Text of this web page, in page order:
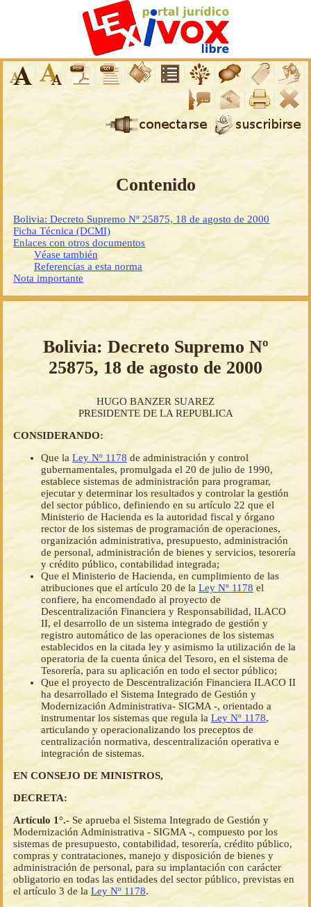
Contenido
Bolivia: Decreto Supremo Nº 25875, 18 de agosto de 2000
Ficha Técnica (DCMI)
Enlaces con otros documentos
Véase también
Referencias a esta norma
Nota importante
Bolivia: Decreto Supremo Nº
25875, 18 de agosto de 2000
HUGO BANZER SUAREZ
PRESIDENTE DE LA REPUBLICA
CONSIDERANDO:
Que la Ley Nº 1178 de administración y control
gubernamentales, promulgada el 20 de julio de 1990,
establece sistemas de administración para programar,
ejecutar y determinar los resultados y controlar la gestión
del sector público, definiendo en su artículo 22 que el
Ministerio de Hacienda es la autoridad fiscal y órgano
rector de los sistemas de programación de operaciones,
organización administrativa, presupuesto, administración
de personal, administración de bienes y servicios, tesorería
y crédito público, contabilidad integrada;
Que el Ministerio de Hacienda, en cumplimiento de las
atribuciones que el artículo 20 de la Ley Nº 1178 el
confiere, ha encomendado al proyecto de
Descentralización Financiera y Responsabilidad, ILACO
II, el desarrollo de un sistema integrado de gestión y
registro automático de las operaciones de los sistemas
establecidos en la citada ley y asimismo la utilización de la
operatoria de la cuenta única del Tesoro, en el sistema de
Tesorería, para su aplicación en todo el sector público;
Que el proyecto de Descentralización Financiera ILACO II
ha desarrollado el Sistema Integrado de Gestión y
Modernización Administrativa- SIGMA -, orientado a
instrumentar los sistemas que regula la Ley Nº 1178,
articulando y operacionalizando los preceptos de
centralización normativa, descentralización operativa e
integración de sistemas.
EN CONSEJO DE MINISTROS,
DECRETA:
Artículo 1°.- Se aprueba el Sistema Integrado de Gestión y
Modernización Administrativa - SIGMA -, compuesto por los
sistemas de presupuesto, contabilidad, tesorería, crédito público,
compras y contrataciones, manejo y disposición de bienes y
administración de personal, para su implantación con carácter
obligatorio en todas las entidades del sector público, previstas en
el artículo 3 de la Ley Nº 1178.